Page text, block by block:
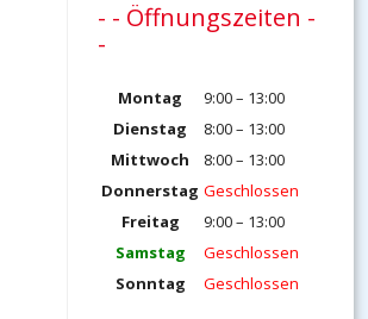
- - Öffnungszeiten -
-
Montag
9:00 – 13:00
Dienstag
8:00 – 13:00
Mittwoch
8:00 – 13:00
Donnerstag Geschlossen
Freitag
9:00 – 13:00
Samstag
Geschlossen
Sonntag
Geschlossen